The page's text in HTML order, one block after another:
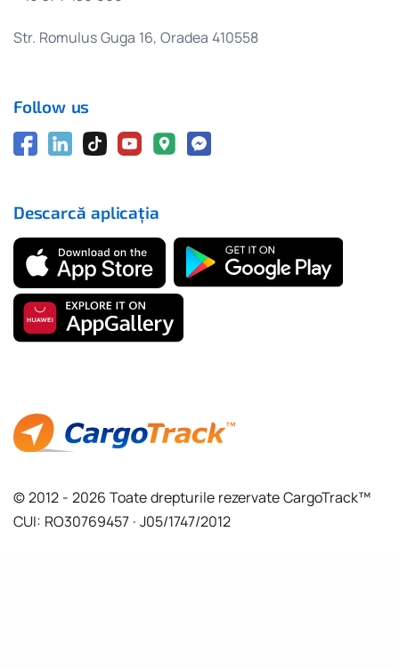
Str. Romulus Guga 16, Oradea 410558
© 2012 - 2026 Toate drepturile rezervate CargoTrack™
CUI: RO30769457 · J05/1747/2012
Follow us
Descarcă aplicația